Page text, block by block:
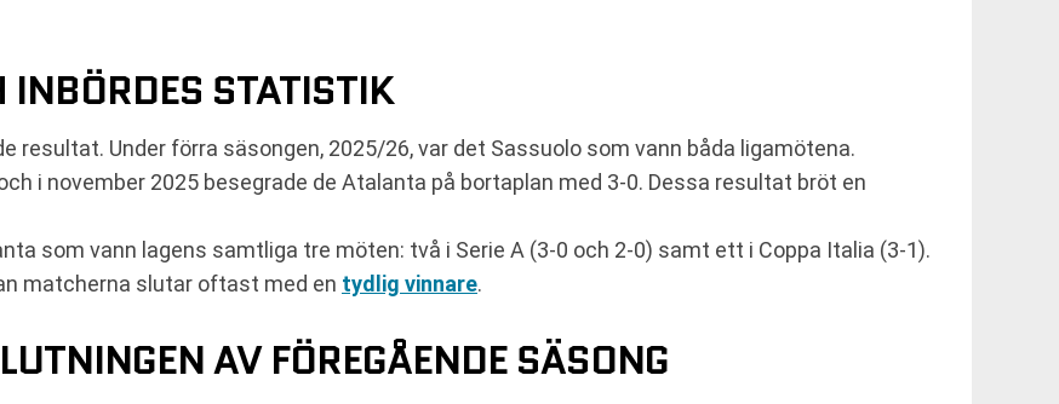
STATISTIK
resultat. Under förra säsongen, 2025/26, var det Sassuolo som vann båda ligamötena.
i november 2025 besegrade de Atalanta på bortaplan med 3-0. Dessa resultat bröt en
som vann lagens samtliga tre möten: två i Serie A (3-0 och 2-0) samt ett i Coppa Italia (3-1).
matcherna slutar oftast med en tydlig vinnare.
AV FÖREGÅENDE SÄSONG